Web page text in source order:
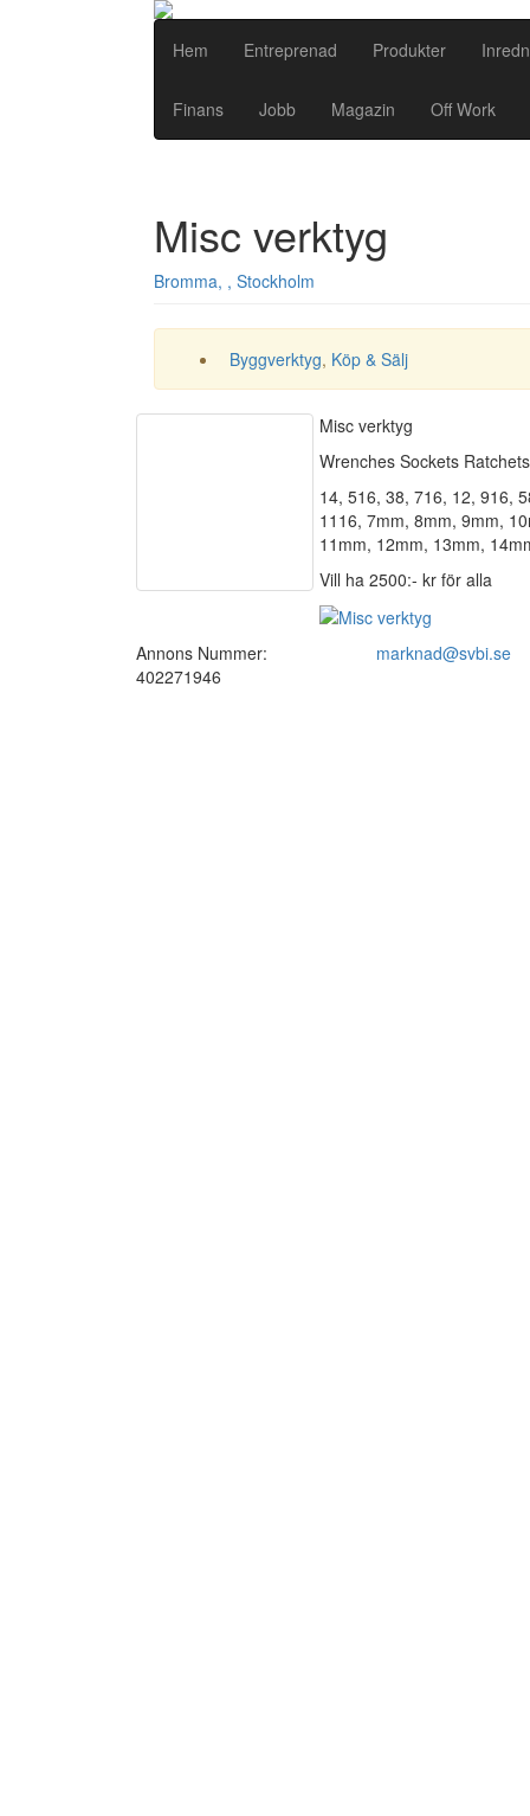
Hem Entreprenad Produkter
Finans Jobb Magazin Off Work
Misc verktyg
Bromma, , Stockholm
Byggverktyg, Köp & Sälj
Misc verktyg
Wrenches Sockets Ratchets
14, 516, 38, 716, 12, 916,
1116, 7mm, 8mm, 9mm,
11mm, 12mm, 13mm,
Vill ha 2500:- kr för alla
Annons Nummer:
402271946
marknad@svbi.se